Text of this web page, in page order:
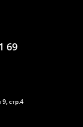
69
стр.4